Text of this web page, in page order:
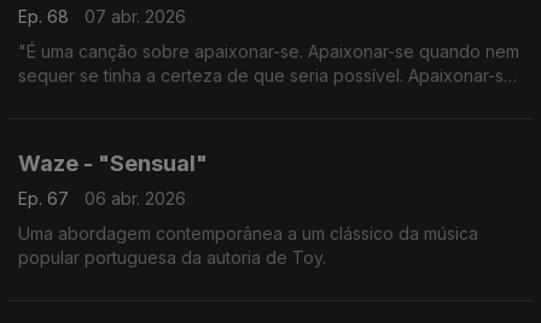
Ep. 68
07 abr. 2026
"É uma canção sobre apaixonar-se. Apaixonar-se quando nem
sequer se tinha a certeza de que seria possível. Apaixonar-se
Waze - "Sensual"
Ep. 67
06 abr. 2026
Uma abordagem contemporânea a um clássico da música
popular portuguesa da autoria de Toy.